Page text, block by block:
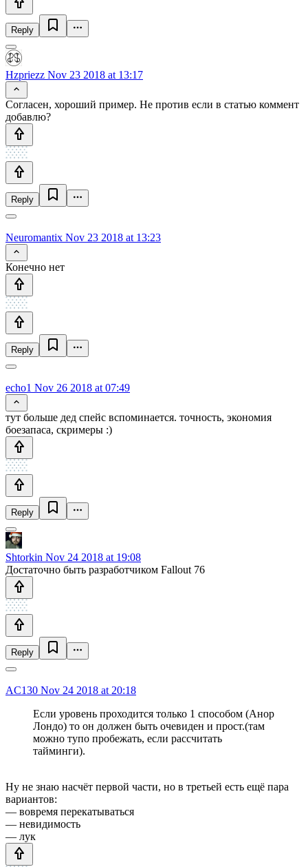
Reply
Hzpriezz Nov 23 2018 at 13:17
Согласен, хороший пример. Не против если в статью коммент
добавлю?
Reply
Neuromantix Nov 23 2018 at 13:23
Конечно нет
Reply
echo1 Nov 26 2018 at 07:49
тут больше дед спейс вспоминается. точность, экономия
боезапаса, скримеры :)
Reply
Shtorkin Nov 24 2018 at 19:08
Достаточно быть разработчиком Fallout 76
Reply
AC130 Nov 24 2018 at 20:18
Если уровень проходится только 1 способом (Анор
Лондо) то он должен быть очевиден и прост.(там
можно тупо пробежать, если рассчитать
тайминги).
Ну не знаю насчёт первой части, но в третьей есть ещё пара
вариантов:
— вовремя перекатываться
— невидимость
— лук